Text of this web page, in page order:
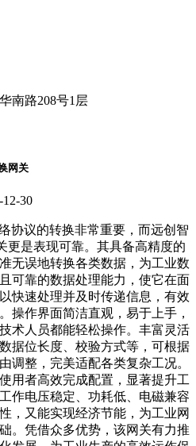
南路208号1层
网关
30
协议的转换非常重要，而远创智
更是表现可靠。其具备高精度的
无误地转换各类数据，为工业数
可靠的数据处理能力，使它在面
快速处理并及时传递信息，有效
操作界面简洁直观，易于上手，
术人员都能轻松操作。丰富灵活
据位长度、校验方式等，可根据
调整，完美适配各类复杂工况。
用者高效完成配置，显著提升工
作电压稳定、功耗低、电磁兼容
，又能实现经济节能，为工业网
。凭借众多优势，该网关有力推